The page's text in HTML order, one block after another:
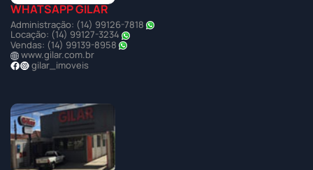
WHATSAPP GILAR
Administração: (14) 99126-7818
Locação: (14) 99127-3234
Vendas: (14) 99139-8958
www.gilar.com.br
gilar_imoveis